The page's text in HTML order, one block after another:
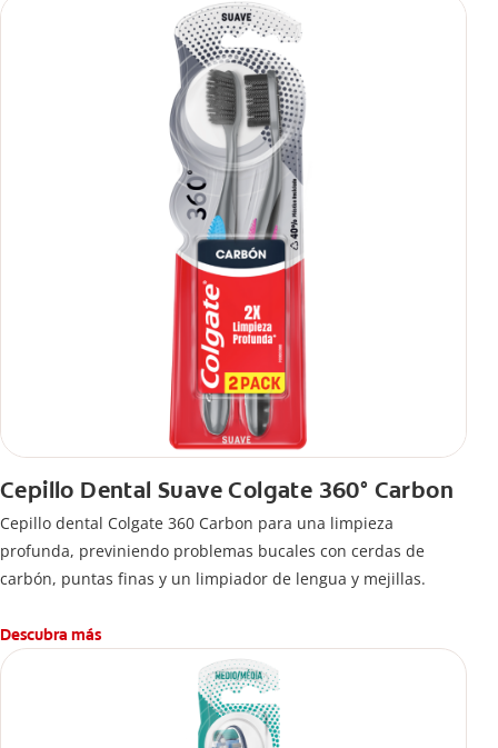
Cepillo Dental Suave Colgate 360° Carbon
Cepillo dental Colgate 360 ​​Carbon para una limpieza
profunda, previniendo problemas bucales con cerdas de
carbón, puntas finas y un limpiador de lengua y mejillas.
Descubra más